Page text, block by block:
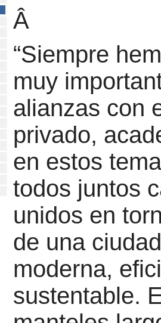
Â
“Siempre
muy
alianzas con
privado,
en estos
todos juntos
unidos en
de una
moderna,
sustentable.